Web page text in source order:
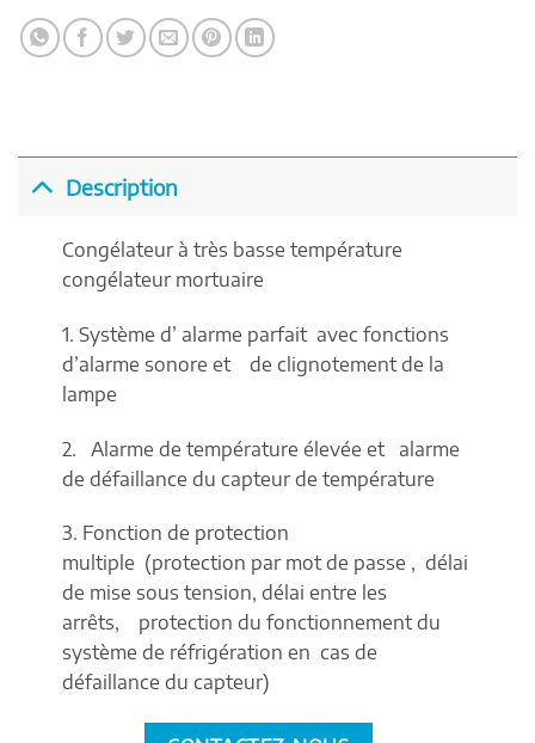
Description
Congélateur à très basse température
congélateur mortuaire
1. Système d’ alarme parfait avec fonctions
d’alarme sonore et de clignotement de la
lampe
2. Alarme de température élevée et alarme
de défaillance du capteur de température
3. Fonction de protection
multiple (protection par mot de passe , délai
de mise sous tension, délai entre les
arrêts, protection du fonctionnement du
système de réfrigération en cas de
défaillance du capteur)